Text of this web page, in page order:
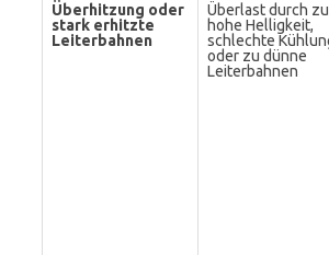
Überhitzung oder
stark erhitzte
Leiterbahnen
Überlast durch zu
hohe Helligkeit,
schlechte
oder zu dünne
Leiterbahnen